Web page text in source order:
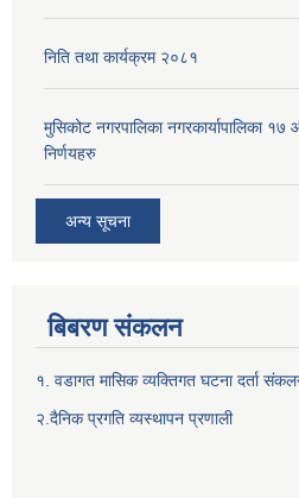
निति तथा कार्यक्रम २०८१
मुसिकोट नगरपालिका नगरकार्यापालिका
निर्णयहरु
अन्य सूचना
बिबरण संकलन
१. वडागत मासिक व्यक्तिगत घटना दर्ता
२.दैनिक प्रगति व्यस्थापन प्रणाली